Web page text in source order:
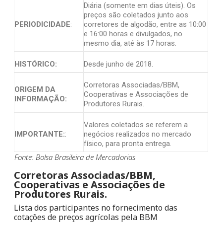
PERIODICIDADE:
Diária (somente em dias úteis). Os
preços são coletados junto aos
corretores de algodão, entre as 10:00
e 16:00 horas e divulgados, no
mesmo dia, até às 17 horas.
HISTÓRICO: Desde junho de 2018.
ORIGEM DA
INFORMAÇÃO:
Corretoras Associadas/BBM,
Cooperativas e Associações de
Produtores Rurais.
IMPORTANTE::
Valores coletados se referem a
negócios realizados no mercado
físico, para pronta entrega.
Fonte: Bolsa Brasileira de Mercadorias
Corretoras Associadas/BBM,
Cooperativas e Associações de
Produtores Rurais.
Lista dos participantes no fornecimento das
cotações de preços agrícolas pela BBM